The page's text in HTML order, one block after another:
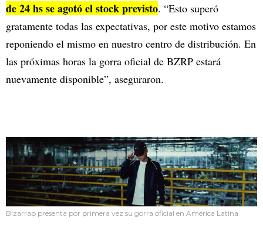
de 24 hs se agotó el stock previsto. “Esto superó
gratamente todas las expectativas, por este motivo estamos
reponiendo el mismo en nuestro centro de distribución. En
las próximas horas la gorra oficial de BZRP estará
nuevamente disponible”, aseguraron.
Bizarrap presenta por primera vez su gorra oficial en América Latina